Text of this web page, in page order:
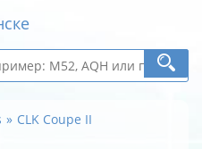
CLK Coupe II